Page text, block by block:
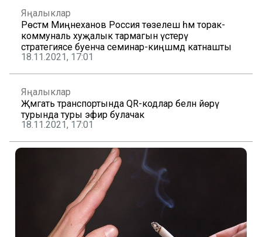
Яңалыклар
Рөстәм Миңнеханов Россия төзелеш һәм торак-
коммуналь хуҗалык тармагын үстерү
стратегиясе буенча семинар-киңәшмәдә катнашты
18.11.2021, 17:01
Яңалыклар
Җәмәгать транспортында QR-кодлар белән йөрү
турында туры эфир булачак
18.11.2021, 17:01